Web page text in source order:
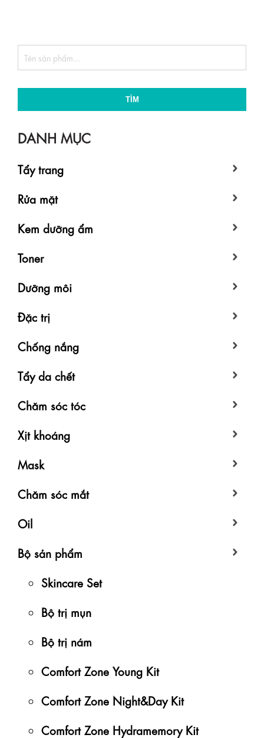
TÌM
DANH MỤC
Tẩy trang
Rửa mặt
Kem dưỡng ẩm
Toner
Dưỡng môi
Đặc trị
Chống nắng
Tẩy da chết
Chăm sóc tóc
Xịt khoáng
Mask
Chăm sóc mắt
Oil
Bộ sản phẩm
Skincare Set
Bộ trị mụn
Bộ trị nám
Comfort Zone Young Kit
Comfort Zone Night&Day Kit
Comfort Zone Hydramemory Kit